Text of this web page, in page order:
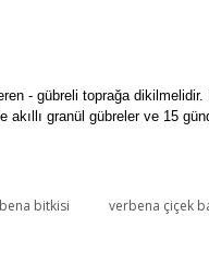
- gübreli toprağa
akıllı granül gübreler ve 15
bitkisi
verbena çiçek